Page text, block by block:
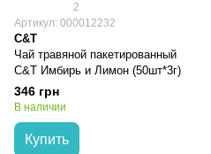
2
Артикул: 000012232
C&T
Чай травяной пакетированный
C&T Имбирь и Лимон (50шт*3г)
346 грн
В наличии
Купить